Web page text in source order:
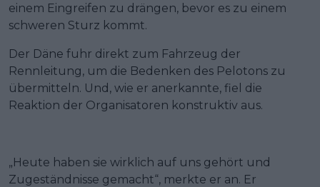
einem Eingreifen zu drängen, bevor es zu einem
schweren Sturz kommt.
Der Däne fuhr direkt zum Fahrzeug der
Rennleitung, um die Bedenken des Pelotons zu
übermitteln. Und, wie er anerkannte, fiel die
Reaktion der Organisatoren konstruktiv aus.
„Heute haben sie wirklich auf uns gehört und
Zugeständnisse gemacht“, merkte er an. Er